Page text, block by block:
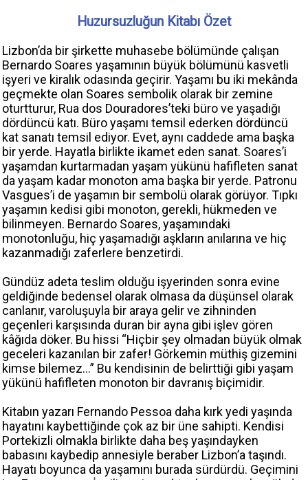
Huzursuzluğun Kitabı Özet
Lizbon’da bir şirkette muhasebe bölümünde çalışan
Bernardo Soares yaşamının büyük bölümünü kasvetli
işyeri ve kiralık odasında geçirir. Yaşamı bu iki mekânda
geçmekte olan Soares sembolik olarak bir zemine
oturtturur, Rua dos Douradores’teki büro ve yaşadığı
dördüncü katı. Büro yaşamı temsil ederken dördüncü
kat sanatı temsil ediyor. Evet, aynı caddede ama başka
bir yerde. Hayatla birlikte ikamet eden sanat. Soares’i
yaşamdan kurtarmadan yaşam yükünü hafifleten sanat
da yaşam kadar monoton ama başka bir yerde. Patronu
Vasgues’i de yaşamın bir sembolü olarak görüyor. Tıpkı
yaşamın kedisi gibi monoton, gerekli, hükmeden ve
bilinmeyen. Bernardo Soares, yaşamındaki
monotonluğu, hiç yaşamadığı aşkların anılarına ve hiç
kazanmadığı zaferlere benzetirdi.
Gündüz adeta teslim olduğu işyerinden sonra evine
geldiğinde bedensel olarak olmasa da düşünsel olarak
canlanır, varoluşuyla bir araya gelir ve zihninden
geçenleri karşısında duran bir ayna gibi işlev gören
kâğıda döker. Bu hissi “Hiçbir şey olmadan büyük olmak
geceleri kazanılan bir zafer! Görkemin müthiş gizemini
kimse bilemez…” Bu kendisinin de belirttiği gibi yaşam
yükünü hafifleten monoton bir davranış biçimidir.
Kitabın yazarı Fernando Pessoa daha kırk yedi yaşında
hayatını kaybettiğinde çok az bir üne sahipti. Kendisi
Portekizli olmakla birlikte daha beş yaşındayken
babasını kaybedip annesiyle beraber Lizbon’a taşındı.
Hayatı boyunca da yaşamını burada sürdürdü. Geçimini